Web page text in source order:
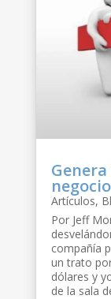
negocio
Artículos,
Por Jeff
compañía
un trato
dólares y
de la sala